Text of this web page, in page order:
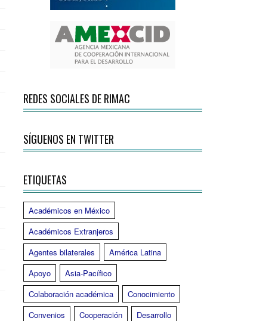
REDES SOCIALES DE RIMAC
SÍGUENOS EN TWITTER
ETIQUETAS
Académicos en México
Académicos Extranjeros
Agentes bilaterales
América Latina
Apoyo
Asia-Pacífico
Colaboración académica
Conocimiento
Convenios
Cooperación
Desarrollo